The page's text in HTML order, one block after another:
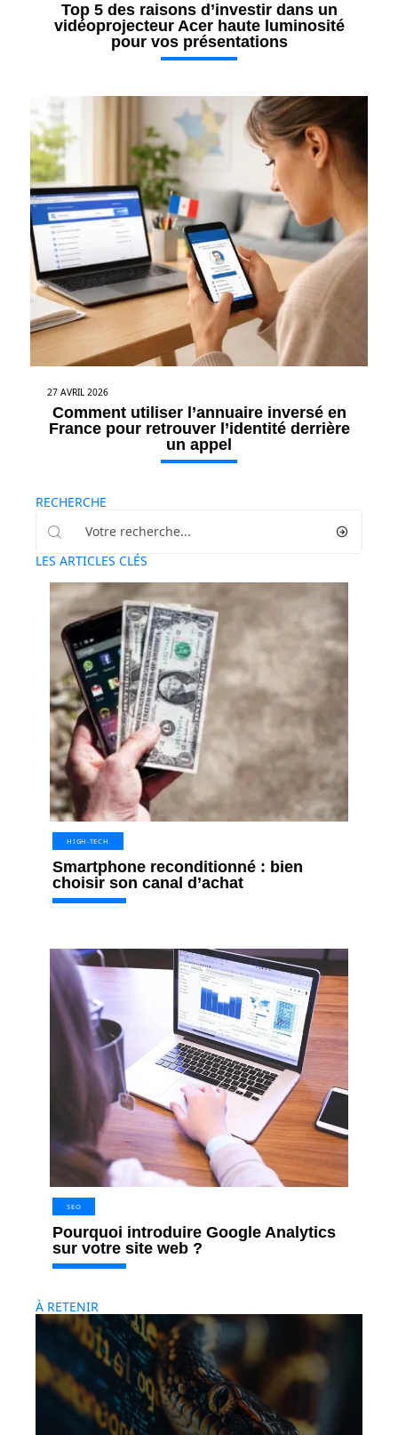
Top 5 des raisons d’investir dans un
vidéoprojecteur Acer haute luminosité
pour vos présentations
27 AVRIL 2026
Comment utiliser l’annuaire inversé en
France pour retrouver l’identité derrière
un appel
RECHERCHE
LES ARTICLES CLÉS
HIGH-TECH
Smartphone reconditionné : bien
choisir son canal d’achat
SEO
Pourquoi introduire Google Analytics
sur votre site web ?
À RETENIR